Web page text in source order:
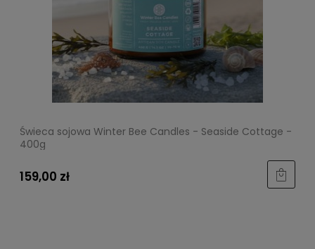
Świeca sojowa Winter Bee Candles - Seaside Cottage -
400g
159,00 zł